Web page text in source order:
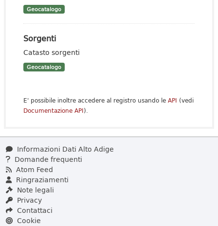
Geocatalogo
Sorgenti
Catasto sorgenti
Geocatalogo
E' possibile inoltre accedere al registro usando le API (vedi
Documentazione API).
Informazioni Dati Alto Adige
Domande frequenti
Atom Feed
Ringraziamenti
Note legali
Privacy
Contattaci
Cookie